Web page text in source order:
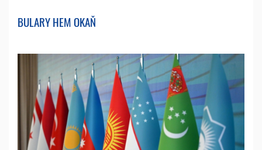
BULARY HEM OKAŇ